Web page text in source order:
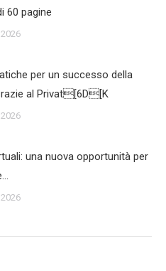
60 pagine
per un successo della
al Privat[6D[K
una nuova opportunità per